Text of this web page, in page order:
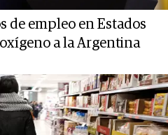
de empleo en Estados
a la Argentina